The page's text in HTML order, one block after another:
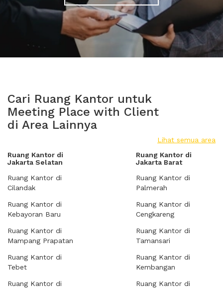
Cari Ruang Kantor untuk
Meeting Place with Client
di Area Lainnya
Lihat semua area
Ruang Kantor di
Jakarta Selatan
Ruang Kantor di
Cilandak
Ruang Kantor di
Kebayoran Baru
Ruang Kantor di
Mampang Prapatan
Ruang Kantor di
Tebet
Ruang Kantor di
Ruang Kantor di
Jakarta Barat
Ruang Kantor di
Palmerah
Ruang Kantor di
Cengkareng
Ruang Kantor di
Tamansari
Ruang Kantor di
Kembangan
Ruang Kantor di